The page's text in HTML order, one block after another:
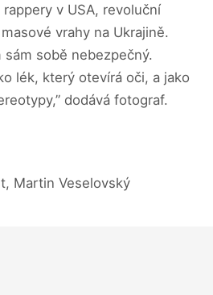
v USA, revoluční
vrahy na Ukrajině.
sám sobě nebezpečný.
lék, který otevírá oči, a jako
dodává fotograf.
Martin Veselovský